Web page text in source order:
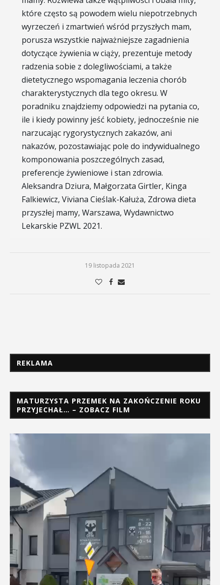
które często są powodem wielu niepotrzebnych
wyrzeczeń i zmartwień wśród przyszłych mam,
porusza wszystkie najważniejsze zagadnienia
dotyczące żywienia w ciąży, prezentuje metody
radzenia sobie z dolegliwościami, a także
dietetycznego wspomagania leczenia chorób
charakterystycznych dla tego okresu. W
poradniku znajdziemy odpowiedzi na pytania co,
ile i kiedy powinny jeść kobiety, jednocześnie nie
narzucając rygorystycznych zakazów, ani
nakazów, pozostawiając pole do indywidualnego
komponowania poszczególnych zasad,
preferencje żywieniowe i stan zdrowia.
Aleksandra Dziura, Małgorzata Girtler, Kinga
Falkiewicz, Viviana Cieślak-Kałuża, Zdrowa dieta
przyszłej mamy, Warszawa, Wydawnictwo
Lekarskie PZWL 2021.
19 listopada 2021
REKLAMA
MATURZYSTA PRZEMEK NA ZAKOŃCZENIE ROKU
PRZYJECHAŁ… – ZOBACZ FILM
Odtwarzacz